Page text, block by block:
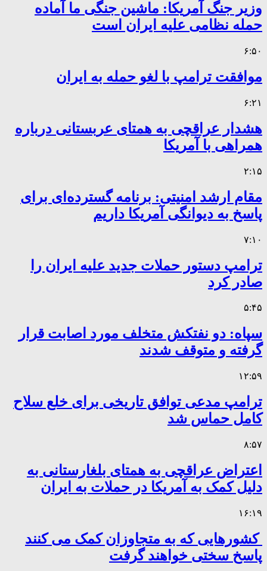
وزیر جنگ آمریکا: ماشین جنگی ما آماده
حمله نظامی علیه ایران است
۶:۵۰
موافقت ترامپ با لغو حمله به ایران
۶:۲۱
هشدار عراقچی به همتای عربستانی درباره
همراهی با آمریکا
۲:۱۵
مقام ارشد امنیتی: برنامه گسترده‌ای برای
پاسخ به دیوانگی آمریکا داریم
۷:۱۰
ترامپ دستور حملات جدید علیه ایران را
صادر کرد
۵:۴۵
سپاه: دو نفتکش متخلف مورد اصابت قرار
گرفته و متوقف شدند
۱۲:۵۹
ترامپ مدعی توافق تاریخی برای خلع سلاح
کامل حماس شد
۸:۵۷
اعتراض عراقچی به همتای بلغارستانی به
دلیل کمک به آمریکا در حملات به ایران
۱۶:۱۹
کشورهایی که به متجاوزان کمک می کنند
پاسخ سختی خواهند گرفت